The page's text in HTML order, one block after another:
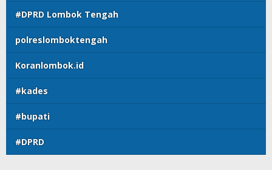
#DPRD Lombok Tengah
polreslomboktengah
Koranlombok.id
#kades
#bupati
#DPRD